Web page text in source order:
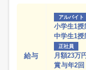
給与
アルバイト
小学生1授
中学生1授
正社員
月額23万
賞与年2